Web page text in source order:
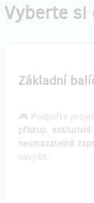
Vyberte si
Základní
🎮 Podpořte
přístup, exkluzivní
nesmazatelně
navýšit.